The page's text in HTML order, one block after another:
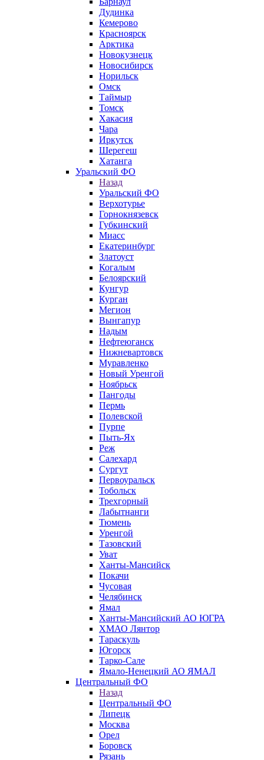
Дудинка
Кемерово
Красноярск
Арктика
Новокузнецк
Новосибирск
Норильск
Омск
Таймыр
Томск
Хакасия
Чара
Иркутск
Шерегеш
Хатанга
Уральский ФО
Назад
Уральский ФО
Верхотурье
Горнокнязевск
Губкинский
Миасс
Екатеринбург
Златоуст
Когалым
Белоярский
Кунгур
Курган
Мегион
Вынгапур
Надым
Нефтеюганск
Нижневартовск
Муравленко
Новый Уренгой
Ноябрьск
Пангоды
Пермь
Полевской
Пурпе
Пыть-Ях
Реж
Салехард
Сургут
Первоуральск
Тобольск
Трехгорный
Лабытнанги
Тюмень
Уренгой
Тазовский
Уват
Ханты-Мансийск
Покачи
Чусовая
Челябинск
Ямал
Ханты-Мансийский АО ЮГРА
ХМАО Лянтор
Тараскуль
Югорск
Тарко-Сале
Ямало-Ненецкий АО ЯМАЛ
Центральный ФО
Назад
Центральный ФО
Липецк
Москва
Орел
Боровск
Рязань